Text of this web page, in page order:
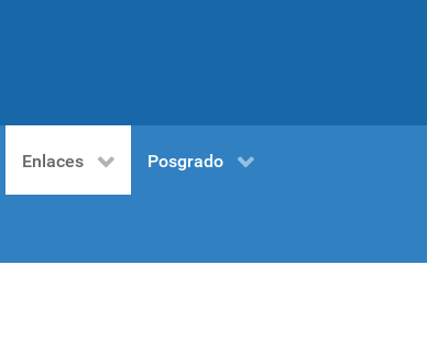
Enlaces Posgrado